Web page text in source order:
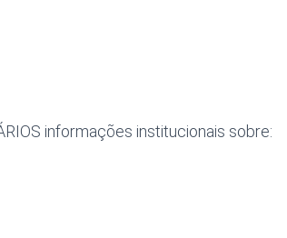
informações institucionais sobre: